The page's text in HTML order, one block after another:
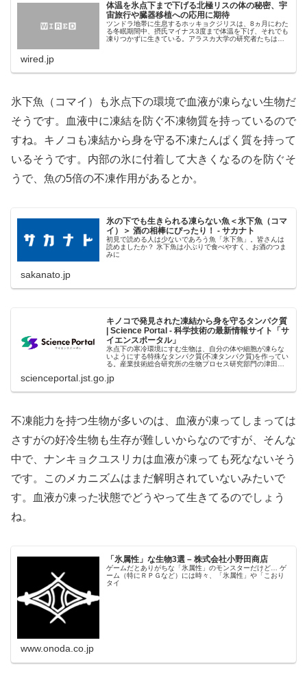
体温を氷点下まで下げる北極リスの体の秘密、宇
宙旅行や臓器移植への応用に期待
ツンドラ地帯に生息するホッキョクジリスは、8ヵ月にわた
る冬眠期間中、摂氏マイナス3度まで体温を下げ、それでも
凍りつかずに生きている。アラスカ大学の研究者たちは、
wired.jp
氷下魚（コマイ）も氷点下の環境で血液が凍らない生物だ
そうです。血液中に凍結を防ぐ不凍物質を持っているので
すね。キノコも凍結から身を守る不凍たんぱく質を持って
いるそうです。内部の氷に付着して大きくなるのを防ぐそ
うで、魚の5倍の不凍作用があるとか。
氷の下でも生きられる凍らない魚＜氷下魚（コマ
イ）＞ 酒の相棒にぴったり！ - サカナト
初見で読める人は少ないであろう魚「氷下魚」。皆さんは
読めましたか？ 氷下魚は小ぶりで食べやすく、お酒のつま
みに
sakanato.jp
キノコで発見された凍結から身を守るタンパク質
| Science Portal - 科学技術の最新情報サイト「サ
イエンスポータル」
氷点下の寒冷環境にすむ生物は、自分の体や細胞が凍らな
いようにする特殊なタンパク質(不凍タンパク質)を作ってい
る。産業技術総合研究所の生物プロセス研究部門の津田栄
scienceportal.jst.go.jp
不凍能力を持つ生物が多いのは、血液が凍ってしまっては
さすがの好冷生物も生存が難しいからなのですが、そんな
中で、ナンキョクユスリカは血液が凍っても死なないそう
です。このメカニズムはまだ解明されていないみたいで
す。血液が凍った状態でどうやって生きてるのでしょう
ね。
「氷属性」な生物3選 – 株式会社小野田商店
ゲームだとありがちな「氷属性」のモンスターだけど… ゲ
ーム（特にＲＰＧなど）には時々、「氷属性」や「こおり
タイ
www.onoda.co.jp